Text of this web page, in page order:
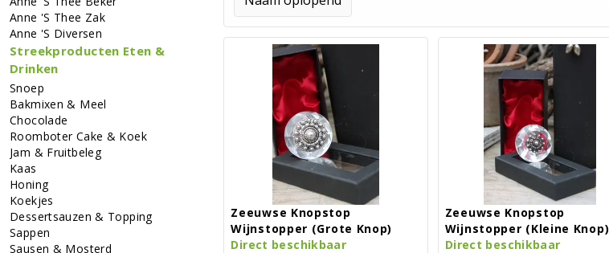
Anne 's Thee Zak
Anne 's Diversen
Streekproducten Eten &
Drinken
Snoep
Bakmixen & Meel
Chocolade
Roomboter Cake & Koek
Jam & Fruitbeleg
Kaas
Honing
Koekjes
Dessertsauzen & Topping
Sappen
Sausen & Mosterd
Zeeuwse Knopstop
Wijnstopper (grote Knop)
Direct beschikbaar
Zeeuwse Knopstop
Wijnstopper (kleine Knop)
Direct beschikbaar